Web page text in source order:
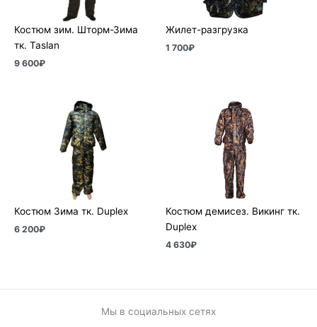
Костюм зим. Шторм-Зима
тк. Taslan
9 600₽
Жилет-разгрузка
1 700₽
Костюм Зима тк. Duplex
6 200₽
Костюм демисез. Викинг тк.
Duplex
4 630₽
Мы в социальных сетях